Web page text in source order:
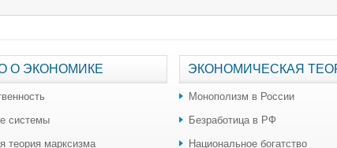
О ЭКОНОМИКЕ
системы
теория марксизма
ЭКОНОМИЧЕСКАЯ
Монополизм в России
Безработица в РФ
Национальное богатство